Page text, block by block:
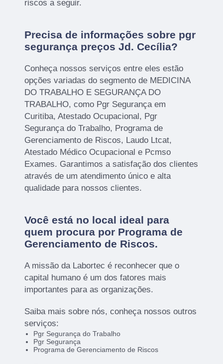
riscos a seguir.
Precisa de informações sobre pgr
segurança preços Jd. Cecília?
Conheça nossos serviços entre eles estão
opções variadas do segmento de MEDICINA
DO TRABALHO E SEGURANÇA DO
TRABALHO, como Pgr Segurança em
Curitiba, Atestado Ocupacional, Pgr
Segurança do Trabalho, Programa de
Gerenciamento de Riscos, Laudo Ltcat,
Atestado Médico Ocupacional e Pcmso
Exames. Garantimos a satisfação dos clientes
através de um atendimento único e alta
qualidade para nossos clientes.
Você está no local ideal para
quem procura por Programa de
Gerenciamento de Riscos.
A missão da Labortec é reconhecer que o
capital humano é um dos fatores mais
importantes para as organizações.
Saiba mais sobre nós, conheça nossos outros
serviços:
Pgr Segurança do Trabalho
Pgr Segurança
Programa de Gerenciamento de Riscos